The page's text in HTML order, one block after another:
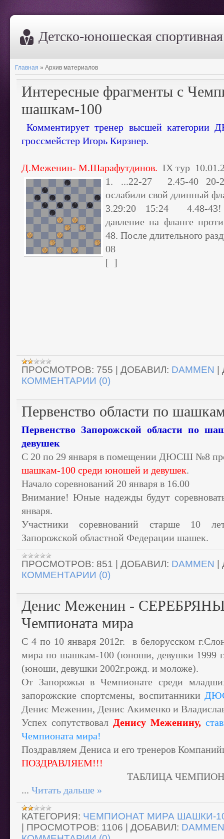
Дeтско-юношеская
Главная » Архив материалов
Интересные фрагменты с
шашкам-100
Комментирует тренер высшей
гроссмейстер Игорь Кирзнер.
Д.Меженин- М.Шарафутдинов. IX тур
1. ...22-27 2.45-40 20-
ослабили свой длинный
3.29:20 15:24 4.48-43!
давление на фланге
48. После длительного
08
[ ]
ПРОСМОТРОВ: 755 ДОБАВИЛ: DAMMEN
КОММЕНТАРИИ (0)
Первенство области по
Первенство Запорожской области по
девушек
С 20 по 29 января в помещении ДЮСШ №8
шашкам-100 среди юношей и девушек.
Начало соревнований 20 января в 16.00
Внимание! Юные надежды будут
января.
Участники соревнований старше 10
Запорожской областной Федерации шашек.
ПРОСМОТРОВ: 851 ДОБАВИЛ: DAMMEN
КОММЕНТАРИИ (0)
Денис Меженин -
Чемпионата мира
С 4 по 10 января 2012г. в белорусском
мира по шашкам-100 (юноши, девушки 1999
(юноши, девушки 2002г.рожд. и моложе).
От Запорожья в Чемпионате среди
запорожские спортсмены, воспитанники
Денис Меженин, Денис Акименко и
Успех сопутствовал Денису Меженину,
Чемпионата мира!
Поздравляем Дениса и его тренеров
ПОЗДРАВЛЯЕМ!!!
ТАБЛИЦА
... Читать дальше »
КАТЕГОРИЯ: ЧЕМПИОНАТ МИРА ШАШКИ-
ПРОСМОТРОВ: 1106 ДОБАВИЛ: DAMMEN